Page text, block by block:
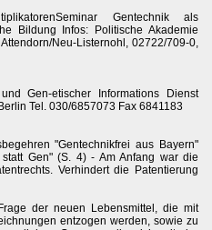
Gentechnik als
Bildung Infos: Politische Akademie
Neu-Listernohl, 02722/709-0,
Gen-etischer Informations Dienst
Tel. 030/6857073 Fax 6841183
"Gentechnikfrei aus Bayern"
Gen" (S. 4) - Am Anfang war die
Verhindert die Patentierung
der neuen Lebensmittel, die mit
entzogen werden, sowie zu